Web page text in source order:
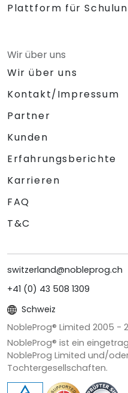
Plattform für
Wir über uns
Wir über uns
Kontakt/Impressum
Partner
Kunden
Erfahrungsberichte
Karrieren
FAQ
T&C
switzerland@nobleprog.ch
+41 (0) 43 508 1309
Schweiz
NobleProg® Limited 2005 -
NobleProg® ist ein
NobleProg Limited und/
Tochtergesellschaften.